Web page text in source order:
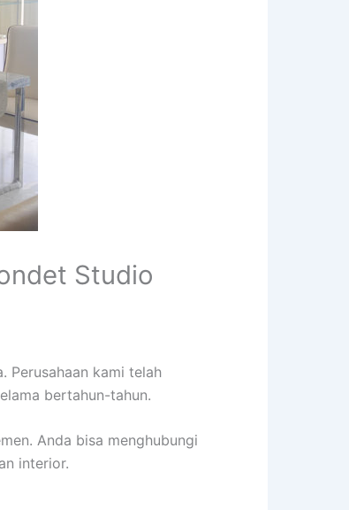
Studio
Perusahaan kami telah
bertahun-tahun.
Anda bisa menghubungi
interior.